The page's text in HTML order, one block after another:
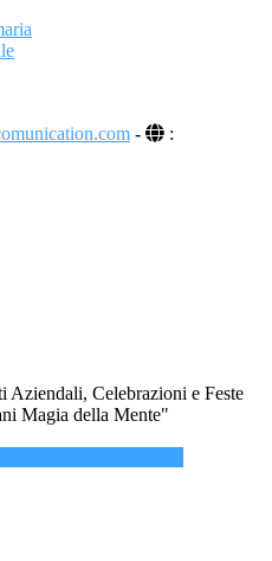
-
:
Aziendali, Celebrazioni e Feste
Magia della Mente"